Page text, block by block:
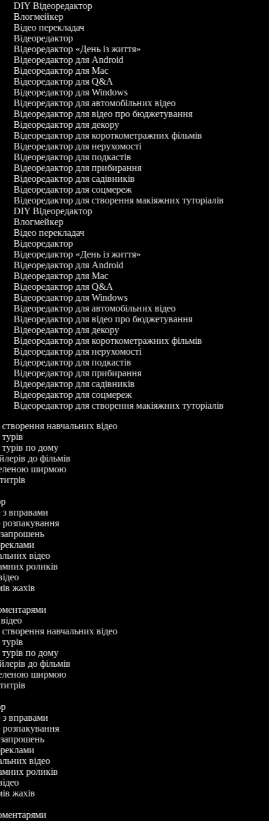
DIY Відеоредактор
Влогмейкер
Відео перекладач
Відеоредактор
Відеоредактор «День із життя»
Відеоредактор для Android
Відеоредактор для Mac
Відеоредактор для Q&A
Відеоредактор для Windows
Відеоредактор для автомобільних відео
Відеоредактор для відео про бюджетування
Відеоредактор для декору
Відеоредактор для короткометражних фільмів
Відеоредактор для нерухомості
Відеоредактор для подкастів
Відеоредактор для прибирання
Відеоредактор для садівників
Відеоредактор для соцмереж
Відеоредактор для створення макіяжних туторіалів
DIY Відеоредактор
Влогмейкер
Відео перекладач
Відеоредактор
Відеоредактор «День із життя»
Відеоредактор для Android
Відеоредактор для Mac
Відеоредактор для Q&A
Відеоредактор для Windows
Відеоредактор для автомобільних відео
Відеоредактор для відео про бюджетування
Відеоредактор для декору
Відеоредактор для короткометражних фільмів
Відеоредактор для нерухомості
Відеоредактор для подкастів
Відеоредактор для прибирання
Відеоредактор для садівників
Відеоредактор для соцмереж
Відеоредактор для створення макіяжних туторіалів
створення навчальних відео
турів по дому
до фільмів
зеленою ширмою
з вправами
розпакування
відео
роликів
жахів
створення навчальних відео
турів по дому
до фільмів
зеленою ширмою
з вправами
розпакування
відео
роликів
жахів